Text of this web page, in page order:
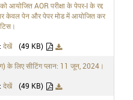
आयोजित AOR परीक्षा के पेपर-I के रद्द
केवल पेन और पेपर मोड में आयोजित कर
देखें (49 KB)
के लिए सीटिंग प्लान: 11 जून, 2024।
देखें (49 KB)